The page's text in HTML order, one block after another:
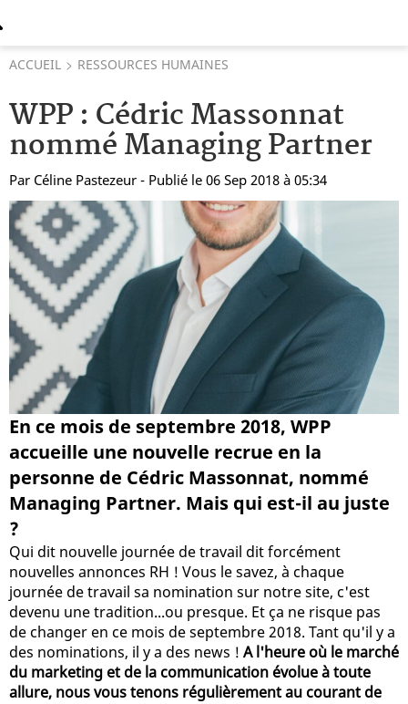
ACCUEIL RESSOURCES HUMAINES
WPP : Cédric Massonnat
nommé Managing Partner
Par Céline Pastezeur - Publié le 06 Sep 2018 à 05:34
En ce mois de septembre 2018, WPP
accueille une nouvelle recrue en la
personne de Cédric Massonnat, nommé
Managing Partner. Mais qui est-il au juste
?
Qui dit nouvelle journée de travail dit forcément
nouvelles annonces RH ! Vous le savez, à chaque
journée de travail sa nomination sur notre site, c'est
devenu une tradition...ou presque. Et ça ne risque pas
de changer en ce mois de septembre 2018. Tant qu'il y a
des nominations, il y a des news ! A l'heure où le marché
du marketing et de la communication évolue à toute
allure, nous vous tenons régulièrement au courant de